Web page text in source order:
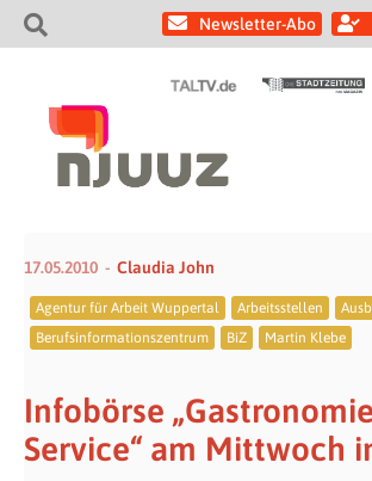
Newsletter-Abo
17.05.2010 Claudia John
Agentur für Arbeit Wuppertal Arbeitsstellen
Berufsinformationszentrum
BiZ Martin Klebe
Infobörse
Service“ am Mittwoch